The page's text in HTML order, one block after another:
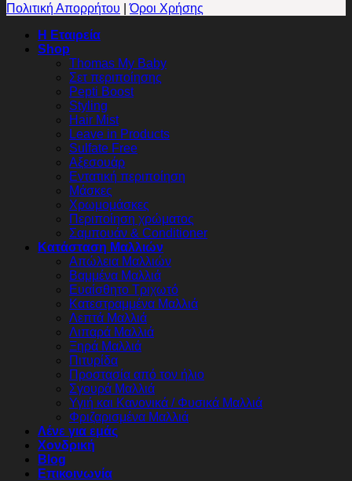
Πολιτική Απορρήτου |Όροι Χρήσης
Η Εταιρεία
Shop
Thomas My Baby
Σετ περιποίησης
Pepti Boost
Styling
Hair Mist
Leave in Products
Sulfate Free
Αξεσουάρ
Εντατική περιποίηση
Μάσκες
Χρωμομάσκες
Περιποίηση χρώματος
Σαμπουάν & Conditioner
Κατάσταση Μαλλιών
Απώλεια Μαλλιών
Βαμμένα Μαλλιά
Ευαίσθητο Τριχωτό
Κατεστραμμένα Μαλλιά
Λεπτά Μαλλιά
Λιπαρά Μαλλιά
Ξηρά Μαλλιά
Πιτυρίδα
Προστασία από τον ήλιο
Σγουρά Μαλλιά
Υγιή και Κανονικά / Φυσικά Μαλλιά
Φριζαρισμένα Μαλλιά
Λένε για εμάς
Χονδρική
Blog
Επικοινωνία